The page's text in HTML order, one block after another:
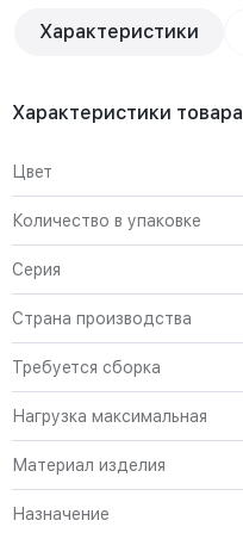
Характеристики
Характеристики товара
Цвет
Количество в упаковке
Серия
Страна производства
Требуется сборка
Нагрузка максимальная
Материал изделия
Назначение